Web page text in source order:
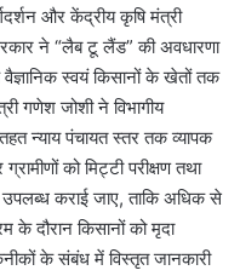
और केंद्रीय कृषि मंत्री
ने “लैब टू लैंड” की अवधारणा
स्वयं किसानों के खेतों तक
गणेश जोशी ने विभागीय
न्याय पंचायत स्तर तक व्यापक
को मिट्टी परीक्षण तथा
उपलब्ध कराई जाए, ताकि अधिक से
दौरान किसानों को मृदा
के संबंध में विस्तृत जानकारी